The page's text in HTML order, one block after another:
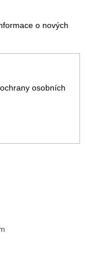
o nových
osobních